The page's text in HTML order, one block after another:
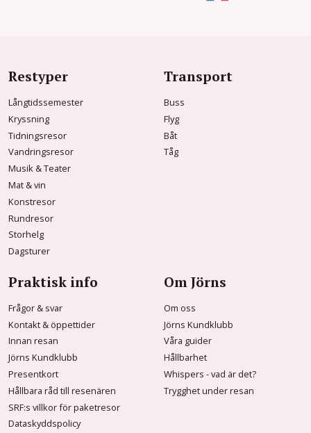
Restyper
Långtidssemester
Kryssning
Tidningsresor
Vandringsresor
Musik & Teater
Mat & vin
Konstresor
Rundresor
Storhelg
Dagsturer
Transport
Buss
Flyg
Båt
Tåg
Praktisk info
Frågor & svar
Kontakt & öppettider
Innan resan
Jörns Kundklubb
Presentkort
Hållbara råd till resenären
SRF:s villkor för paketresor
Dataskyddspolicy
Om Jörns
Om oss
Jörns Kundklubb
Våra guider
Hållbarhet
Whispers - vad är det?
Trygghet under resan